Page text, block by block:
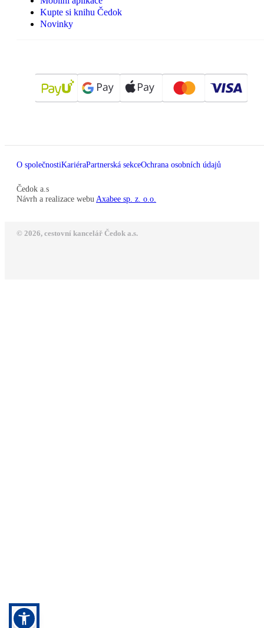
Kupte si knihu Čedok
Novinky
O společnostiKariéraPartnerská sekceOchrana osobních údajů
Čedok a.s
Návrh a realizace webu Axabee sp. z. o.o.
© 2026, cestovní kancelář Čedok a.s.